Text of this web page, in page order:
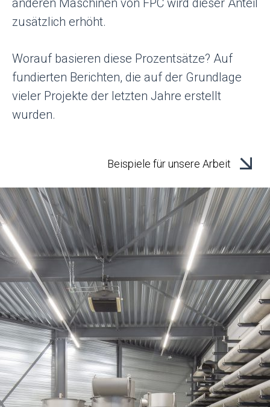
anderen Maschinen von FPC wird dieser Anteil
zusätzlich erhöht.
Worauf basieren diese Prozentsätze? Auf
fundierten Berichten, die auf der Grundlage
vieler Projekte der letzten Jahre erstellt
wurden.
Beispiele für unsere Arbeit